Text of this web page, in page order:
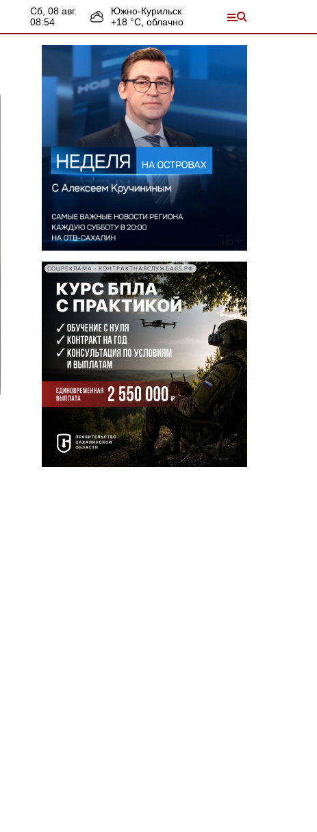
сб, 08 авг.
08:54
Южно-Курильск
+18 °С, облачно
СОЦРЕКЛАМА • КОНТРАКТНАЯСЛУЖБА65.РФ